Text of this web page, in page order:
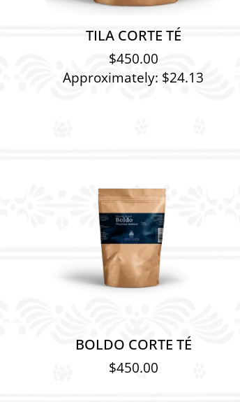
TILA CORTE TÉ
$450.00
Approximately: $24.13
BOLDO CORTE TÉ
$450.00